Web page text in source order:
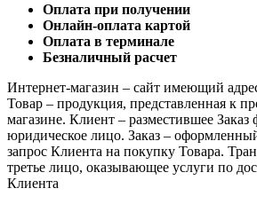
Оплата при получении
Онлайн-оплата картой
Оплата в терминале
Безналичный расчет
Интернет-магазин – сайт имеющий
Товар – продукция, представленная к
магазине. Клиент – разместившее Заказ
юридическое лицо. Заказ –
запрос Клиента на покупку Товара.
третье лицо, оказывающее услуги по
Клиента